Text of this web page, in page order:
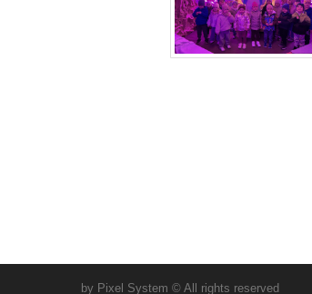
by Pixel System © All rights reserved